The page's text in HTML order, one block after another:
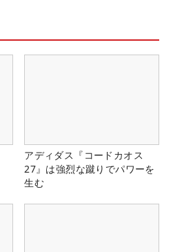
アディダス『コードカオス
27』は強烈な蹴りでパワーを
生む